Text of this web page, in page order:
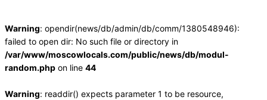
Warning: opendir(news/db/admin/db/comm/1380548946):
failed to open dir: No such file or directory in
/var/www/moscowlocals.com/public/news/db/modul-
random.phpon line 44
Warning: readdir() expects parameter 1 to be resource,